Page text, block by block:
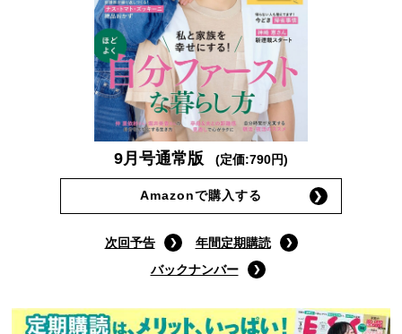
9月号通常版 (定価:790円)
Amazonで購入する
次回予告
年間定期購読
バックナンバー